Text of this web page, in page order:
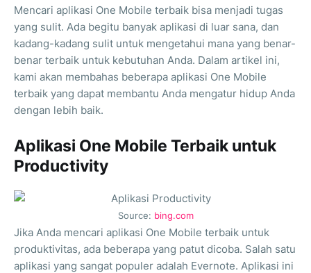
Mencari aplikasi One Mobile terbaik bisa menjadi tugas
yang sulit. Ada begitu banyak aplikasi di luar sana, dan
kadang-kadang sulit untuk mengetahui mana yang benar-
benar terbaik untuk kebutuhan Anda. Dalam artikel ini,
kami akan membahas beberapa aplikasi One Mobile
terbaik yang dapat membantu Anda mengatur hidup Anda
dengan lebih baik.
Aplikasi One Mobile Terbaik untuk
Productivity
Source: bing.com
Jika Anda mencari aplikasi One Mobile terbaik untuk
produktivitas, ada beberapa yang patut dicoba. Salah satu
aplikasi yang sangat populer adalah Evernote. Aplikasi ini